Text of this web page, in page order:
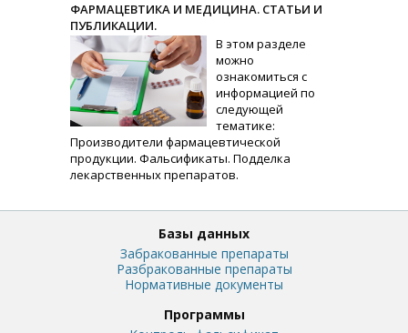
ФАРМАЦЕВТИКА И МЕДИЦИНА. СТАТЬИ И
ПУБЛИКАЦИИ.
В этом разделе
можно
ознакомиться с
информацией по
следующей
тематике:
Производители фармацевтической
продукции. Фальсификаты. Подделка
лекарственных препаратов.
Базы данных
Забракованные препараты
Разбракованные препараты
Нормативные документы
Программы